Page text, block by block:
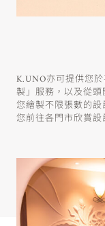
K.UNO亦可提供您
製」服務，以及從
您繪製不限張數的
您前往各門市欣賞設